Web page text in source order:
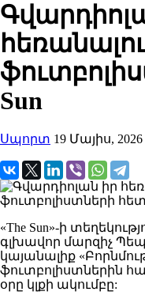
Sun
Սպորտ 19 Մայիս, 2026
«The Sun»-ի
գլխավոր մարզիչ
կայանալիք
ֆուտբոլիստներին
օրը կլքի ակումբը: